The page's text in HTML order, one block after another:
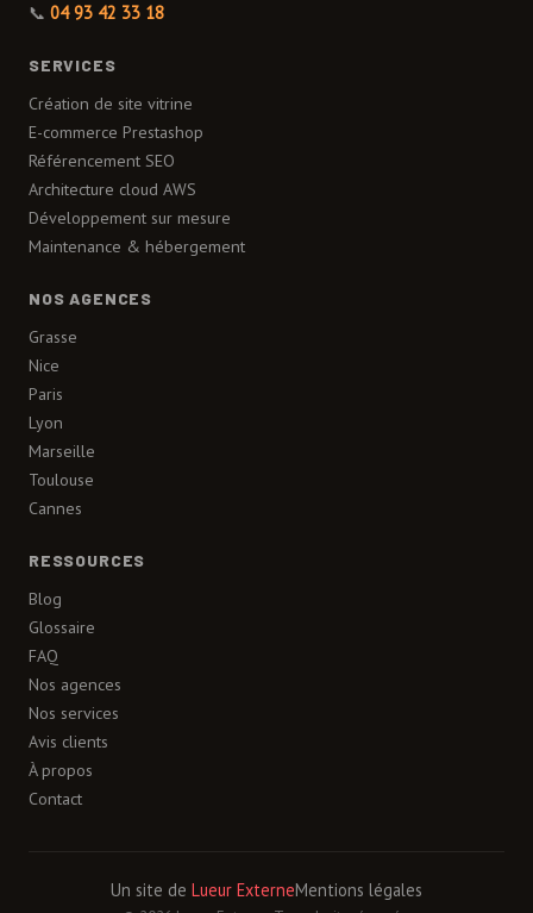
📞 04 93 42 33 18
SERVICES
Création de site vitrine
E-commerce Prestashop
Référencement SEO
Architecture cloud AWS
Développement sur mesure
Maintenance & hébergement
NOS AGENCES
Grasse
Nice
Paris
Lyon
Marseille
Toulouse
Cannes
RESSOURCES
Blog
Glossaire
FAQ
Nos agences
Nos services
Avis clients
À propos
Contact
Un site de Lueur ExterneMentions légales